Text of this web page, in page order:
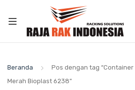
Beranda
Pos dengan tag
Merah Bioplast 6238”